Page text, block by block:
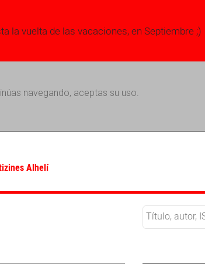
la vuelta de las vacaciones, en Septiembre ;)
navegando, aceptas su uso.
Alhelí